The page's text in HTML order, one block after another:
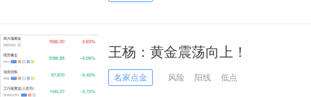
王杨：黄金震荡向上！
名家点金 风险 阳线 低点